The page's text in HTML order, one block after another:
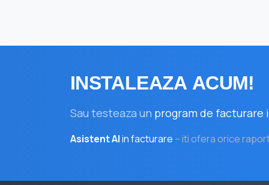
INSTALEAZA ACUM!
Sau testeaza un program de
Asistent AIin facturare – iti ofera orice